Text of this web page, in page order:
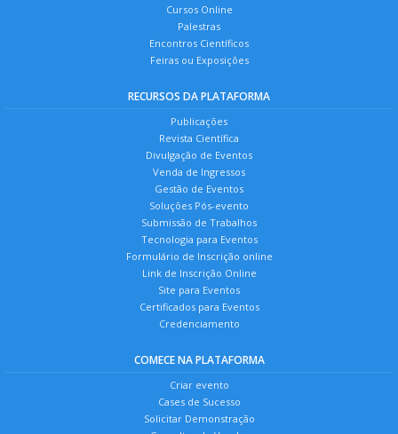
Cursos Online
Palestras
Encontros Científicos
Feiras ou Exposições
RECURSOS DA PLATAFORMA
Publicações
Revista Científica
Divulgação de Eventos
Venda de Ingressos
Gestão de Eventos
Soluções Pós-evento
Submissão de Trabalhos
Tecnologia para Eventos
Formulário de Inscrição online
Link de Inscrição Online
Site para Eventos
Certificados para Eventos
Credenciamento
COMECE NA PLATAFORMA
Criar evento
Cases de Sucesso
Solicitar Demonstração